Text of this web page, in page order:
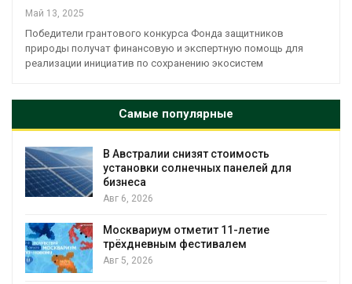
Май 13, 2025
Победители грантового конкурса Фонда защитников
природы получат финансовую и экспертную помощь для
реализации инициатив по сохранению экосистем
Самые популярные
В Австралии снизят стоимость
установки солнечных панелей для
бизнеса
Авг 6, 2026
Москвариум отметит 11-летие
трёхдневным фестивалем
Авг 5, 2026